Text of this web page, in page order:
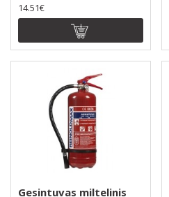
14.51€
Gesintuvas miltelinis